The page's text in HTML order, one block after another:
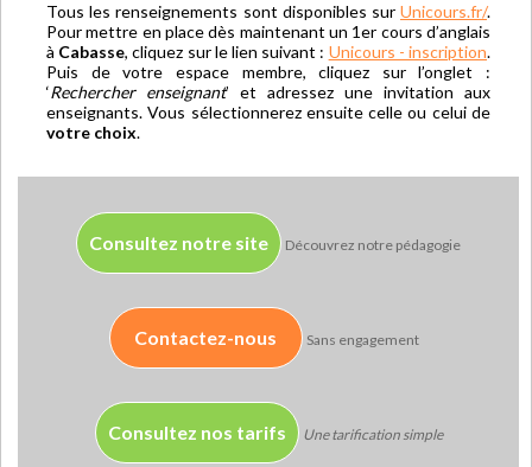
Tous les renseignements sont disponibles sur Unicours.fr/.
Pour mettre en place dès maintenant un 1er cours d’anglais
à Cabasse, cliquez sur le lien suivant : Unicours - inscription.
Puis de votre espace membre, cliquez sur l’onglet :
‘Rechercher enseignant’ et adressez une invitation aux
enseignants. Vous sélectionnerez ensuite celle ou celui de
votre choix.
Consultez notre site Découvrez notre pédagogie
Contactez-nous Sans engagement
Consultez nos tarifs Une tarification simple